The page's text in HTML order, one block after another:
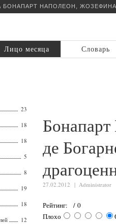
БОНАПАРТ НАПОЛЕОН,
Лицо месяца Словарь
де
27.02.2012 | Administrator
Рейтинг: / 0
Плохо
23
18
18
5
8
19
18
12